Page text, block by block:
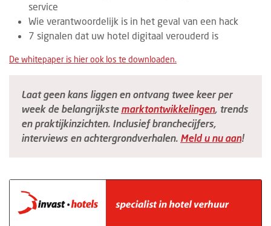
service
Wie verantwoordelijk is in het geval van een hack
7 signalen dat uw hotel digitaal verouderd is
De whitepaper is hier ook los te downloaden.
Laat geen kans liggen en ontvang twee keer per
week de belangrijkste marktontwikkelingen, trends
en praktijkinzichten. Inclusief branchecijfers,
interviews en achtergrondverhalen. Meld u nu aan!